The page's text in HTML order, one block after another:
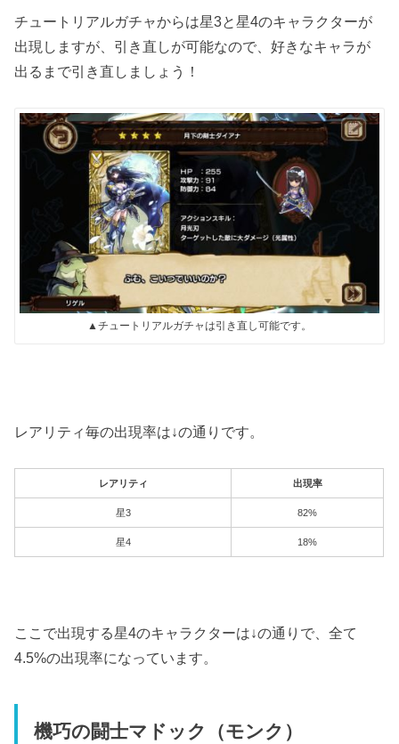
チュートリアルガチャからは星3と星4のキャラクターが
出現しますが、引き直しが可能なので、好きなキャラが
出るまで引き直しましょう！
▲チュートリアルガチャは引き直し可能です。
レアリティ毎の出現率は↓の通りです。
レアリティ 出現率
星3 82%
星4 18%
ここで出現する星4のキャラクターは↓の通りで、全て
4.5%の出現率になっています。
機巧の闘士マドック（モンク）